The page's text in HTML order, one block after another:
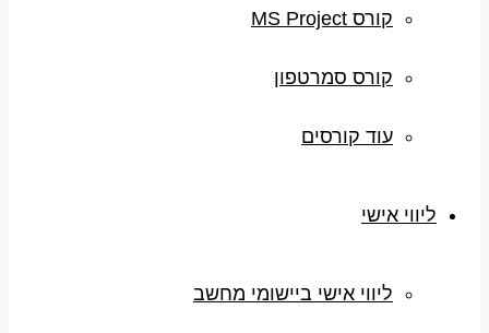
קורס MS Project
קורס סמרטפון
עוד קורסים
ליווי אישי
ליווי אישי ביישומי מחשב